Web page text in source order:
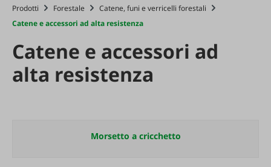
Prodotti Forestale
Catene, funi e verricelli forestali
Catene e accessori ad alta resistenza
Catene e accessori ad
alta resistenza
Morsetto a cricchetto